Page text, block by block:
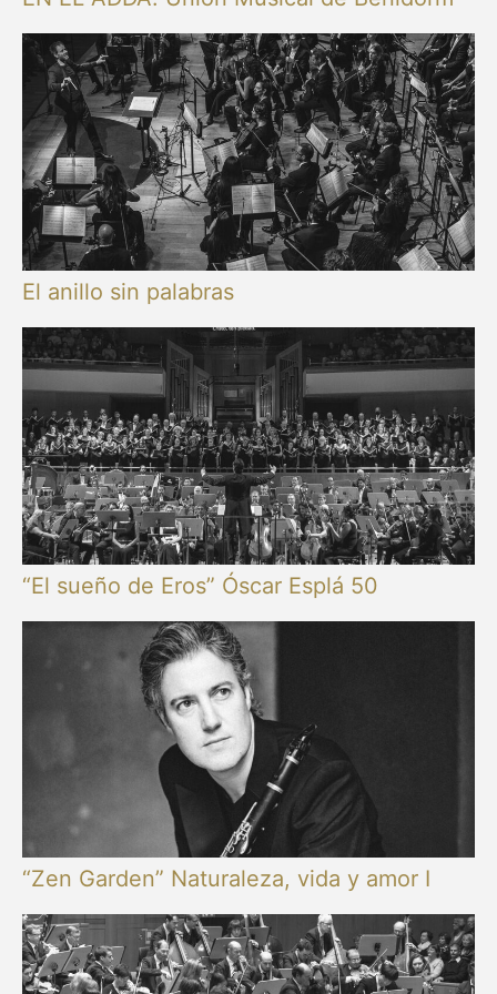
El anillo sin palabras
“El sueño de Eros” Óscar Esplá 50
“Zen Garden” Naturaleza, vida y amor I